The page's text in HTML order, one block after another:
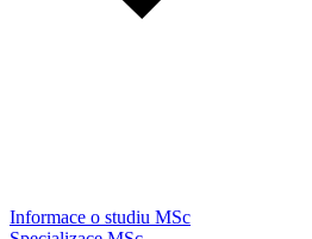
Informace o studiu MSc